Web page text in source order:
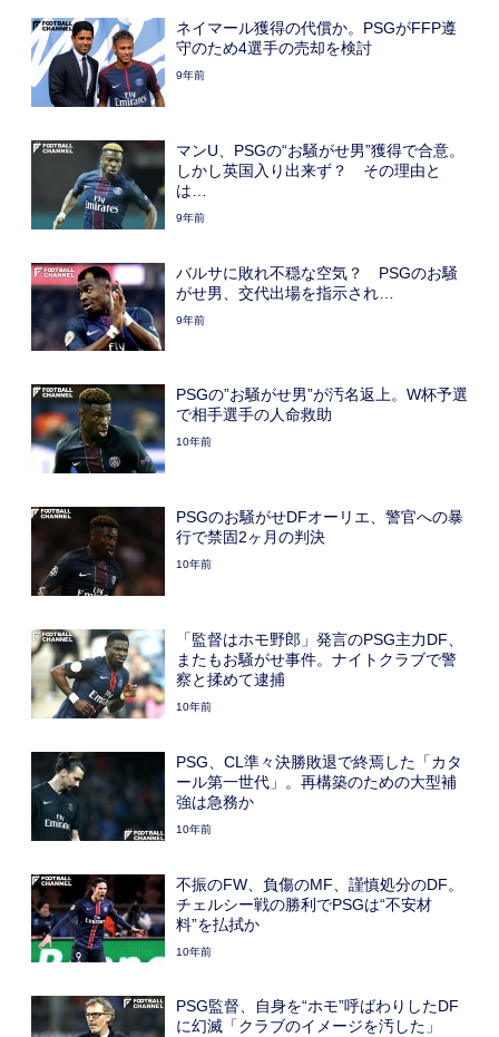
ネイマール獲得の代償か。PSGがFFP遵
守のため4選手の売却を検討
9年前
マンU、PSGの“お騒がせ男”獲得で合意。
しかし英国入り出来ず？ その理由と
は…
9年前
バルサに敗れ不穏な空気？ PSGのお騒
がせ男、交代出場を指示され…
9年前
PSGの”お騒がせ男”が汚名返上。W杯予選
で相手選手の人命救助
10年前
PSGのお騒がせDFオーリエ、警官への暴
行で禁固2ヶ月の判決
10年前
「監督はホモ野郎」発言のPSG主力DF、
またもお騒がせ事件。ナイトクラブで警
察と揉めて逮捕
10年前
PSG、CL準々決勝敗退で終焉した「カタ
ール第一世代」。再構築のための大型補
強は急務か
10年前
不振のFW、負傷のMF、謹慎処分のDF。
チェルシー戦の勝利でPSGは“不安材
料”を払拭か
10年前
PSG監督、自身を“ホモ”呼ばわりしたDF
に幻滅「クラブのイメージを汚した」